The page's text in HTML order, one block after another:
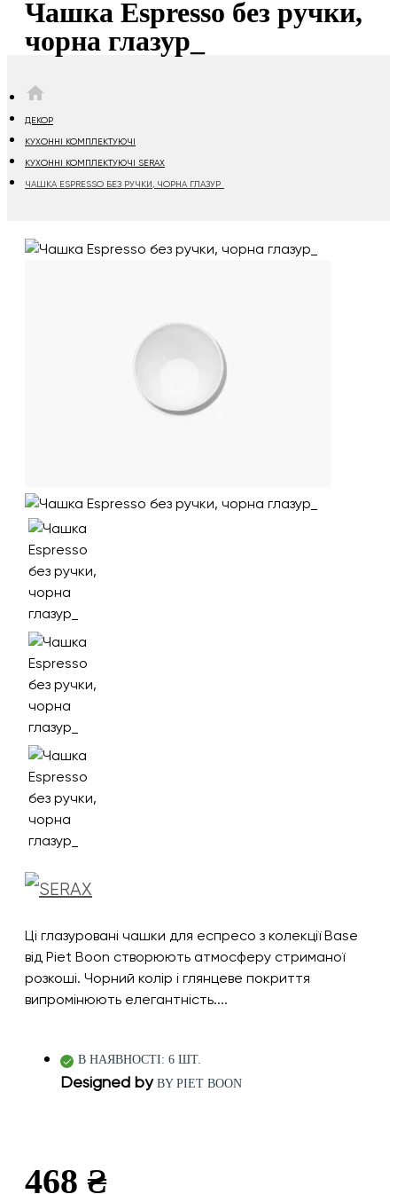
Чашка Espresso без ручки,
чорна глазур_
ДЕКОР
КУХОННІ КОМПЛЕКТУЮЧІ
КУХОННІ КОМПЛЕКТУЮЧІ SERAX
ЧАШКА ESPRESSO БЕЗ РУЧКИ, ЧОРНА ГЛАЗУР_
Ці глазуровані чашки для еспресо з колекції Base
від Piet Boon створюють атмосферу стриманої
розкоші. Чорний колір і глянцеве покриття
випромінюють елегантність....
В НАЯВНОСТІ: 6 ШТ.
Designed by BY PIET BOON
468 ₴